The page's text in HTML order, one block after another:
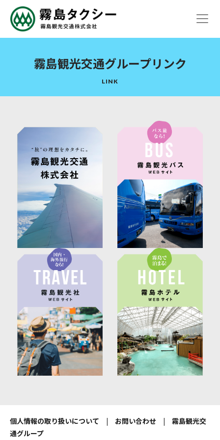
霧島観光交通グループリンク
LINK
個人情報の取り扱いについて | お問い合わせ | 霧島観光交
通グループ